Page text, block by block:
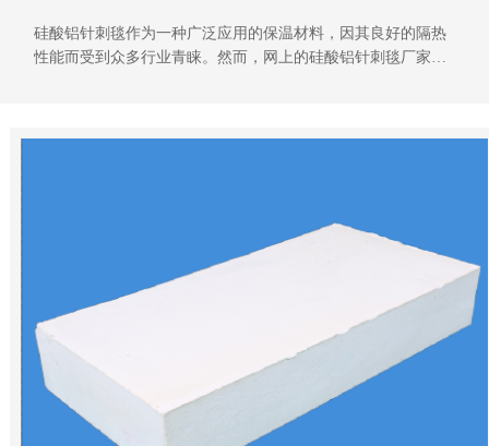
硅酸铝针刺毯作为一种广泛应用的保温材料，因其良好的隔热
性能而受到众多行业青睐。然而，网上的硅酸铝针刺毯厂家众